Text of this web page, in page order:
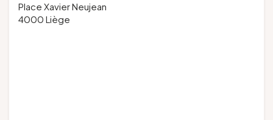
Place Xavier Neujean
4000 Liège